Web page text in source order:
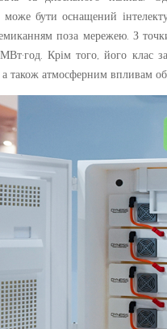
може бути оснащений
поза мережею. З
Крім того, його клас
а також атмосферним впливам